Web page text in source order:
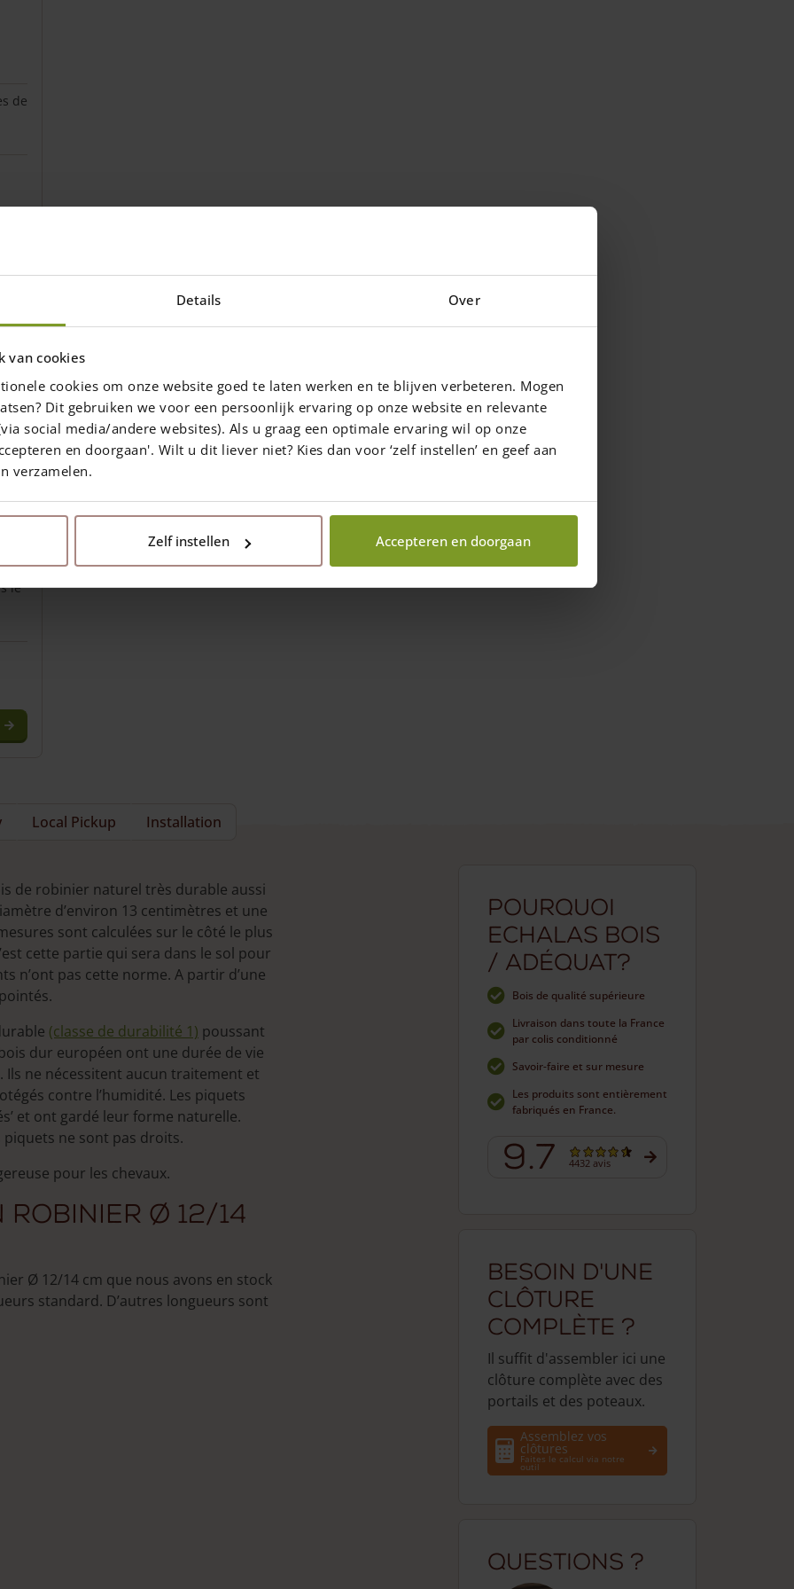
Details Over
van cookies
cookies om onze website goed te laten werken en te blijven verbeteren. Mogen
Dit gebruiken we voor een persoonlijk ervaring op onze website en relevante
social media/andere websites). Als u graag een optimale ervaring wil op onze
en doorgaan'. Wilt u dit liever niet? Kies dan voor ‘zelf instellen’ en geef aan
verzamelen.
Zelf instellen Accepteren en doorgaan
de
le
Local Pickup Installation
de robinier naturel très durable aussi
d’environ 13 centimètres et une
sont calculées sur le côté le plus
cette partie qui sera dans le sol pour
n’ont pas cette norme. A partir d’une
(classe de durabilité 1) poussant
dur européen ont une durée de vie
ne nécessitent aucun traitement et
contre l’humidité. Les piquets
et ont gardé leur forme naturelle.
piquets ne sont pas droits.
pour les chevaux.
Ø 12/14
Ø 12/14 cm que nous avons en stock
standard. D’autres longueurs sont
Pourquoi
Echalas bois
/ Adéquat?
Bois de qualité supérieure
Livraison dans toute la France
par colis conditionné
Savoir-faire et sur mesure
Les produits sont entièrement
fabriqués en France.
9.7 4432 avis
Besoin d'une
clôture
complète ?
Il suffit d'assembler ici une
clôture complète avec des
portails et des poteaux.
Assemblez vos
clôtures
Faites le calcul via notre
outil
Questions ?